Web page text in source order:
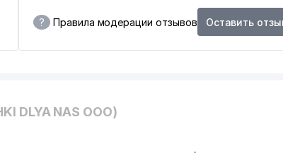
? Правила модерации отзывов Оставить
DLYA NAS ООО)